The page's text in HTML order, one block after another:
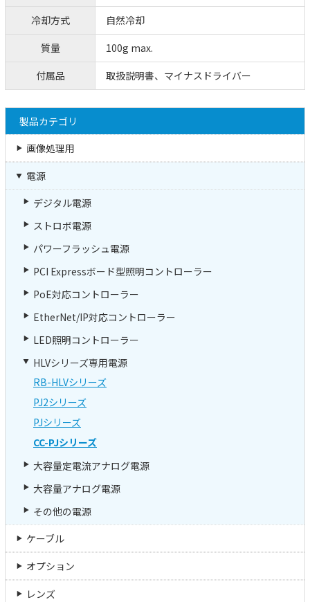
冷却方式
自然冷却
質量
100g max.
付属品
取扱説明書、マイナスドライバー
製品カテゴリ
画像処理用
電源
デジタル電源
ストロボ電源
パワーフラッシュ電源
PCI Expressボード型照明コントローラー
PoE対応コントローラー
EtherNet/IP対応コントローラー
LED照明コントローラー
HLVシリーズ専用電源
RB-HLVシリーズ
PJ2シリーズ
PJシリーズ
CC-PJシリーズ
大容量定電流アナログ電源
大容量アナログ電源
その他の電源
ケーブル
オプション
レンズ